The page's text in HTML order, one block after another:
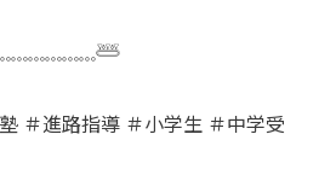
＃進路指導 ＃小学生 ＃中学受